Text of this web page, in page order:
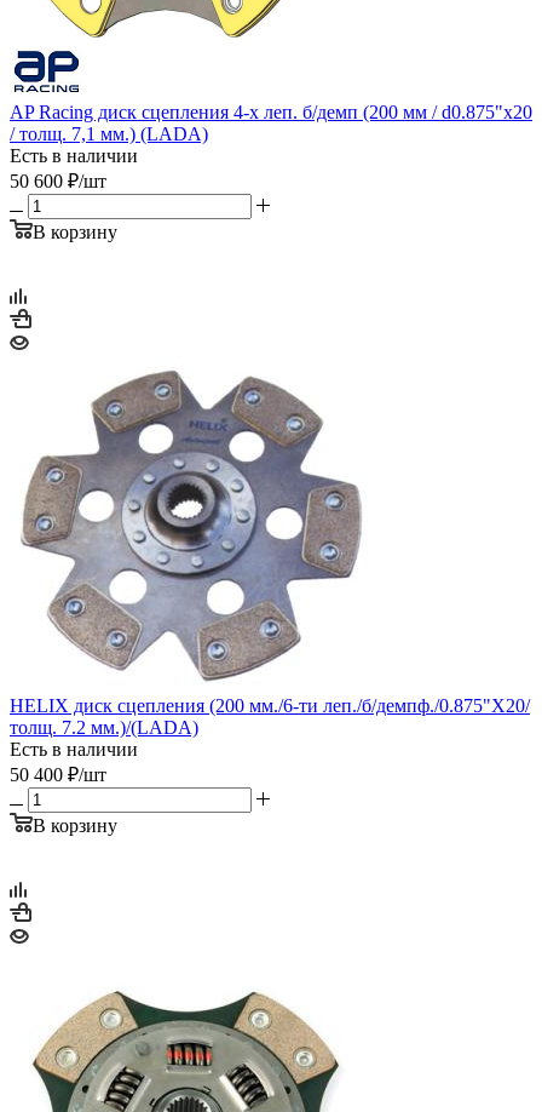
AP Racing диск сцепления 4-х леп. б/демп (200 мм / d0.875"x20
/ толщ. 7,1 мм.) (LADA)
Есть в наличии
50 600 ₽/шт
В корзину
HELIX диск сцепления (200 мм./6-ти леп./б/демпф./0.875"Х20/
толщ. 7.2 мм.)/(LADA)
Есть в наличии
50 400 ₽/шт
В корзину